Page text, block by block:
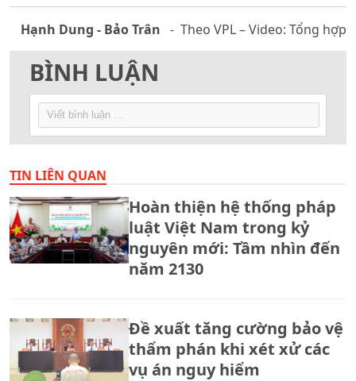
Hạnh Dung - Bảo Trân - Theo VPL – Video: Tổng hợp
BÌNH LUẬN
TIN LIÊN QUAN
Hoàn thiện hệ thống pháp
luật Việt Nam trong kỷ
nguyên mới: Tầm nhìn đến
năm 2130
Đề xuất tăng cường bảo vệ
thẩm phán khi xét xử các
vụ án nguy hiểm